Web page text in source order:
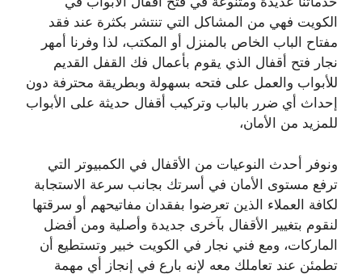
الكويت فهي من المشاكل التي تنتشر بكثرة عند فقد
مفتاح الباب الخاص بالمنزل أو المكتب، لذا وفرنا أمهر
نجار فتح أقفال الذي يقوم بأعمال فك القفل القديم
للأبواب والعمل على فتحه بسهولة وبطريقة محترفة دون
إحداث أي ضرر بالباب وتركيب أقفال حديثة على الأبواب
للمزيد من الأمان،
ونوفر أحدث النوعيات من الأقفال في الكمبيوتر التي
ترفع مستوى الأمان في أسرتك بجانب سرعة الاستجابة
لكافة العملاء الذين تعرضوا بفقدان مفاتيحهم أو سرقتها
لنقوم بتغيير الأقفال بآخرى جديدة وأصلية ومن أفضل
الماركات، ومع فني نجار في الكويت خبير وتستطيع أن
تطمئن عند تعاملك معه لإنه بارع في إنجاز أي مهمة